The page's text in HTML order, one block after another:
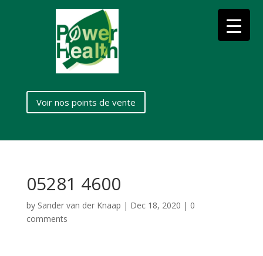
Voir nos points de vente
05281 4600
by Sander van der Knaap | Dec 18, 2020 | 0
comments